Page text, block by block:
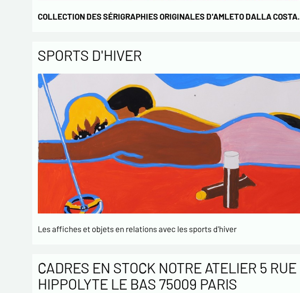
COLLECTION DES SÉRIGRAPHIES ORIGINALES D'AMLETO DALLA COSTA.
SPORTS D'HIVER
Les affiches et objets en relations avec les sports d'hiver
CADRES EN STOCK NOTRE ATELIER 5 RUE
HIPPOLYTE LE BAS 75009 PARIS